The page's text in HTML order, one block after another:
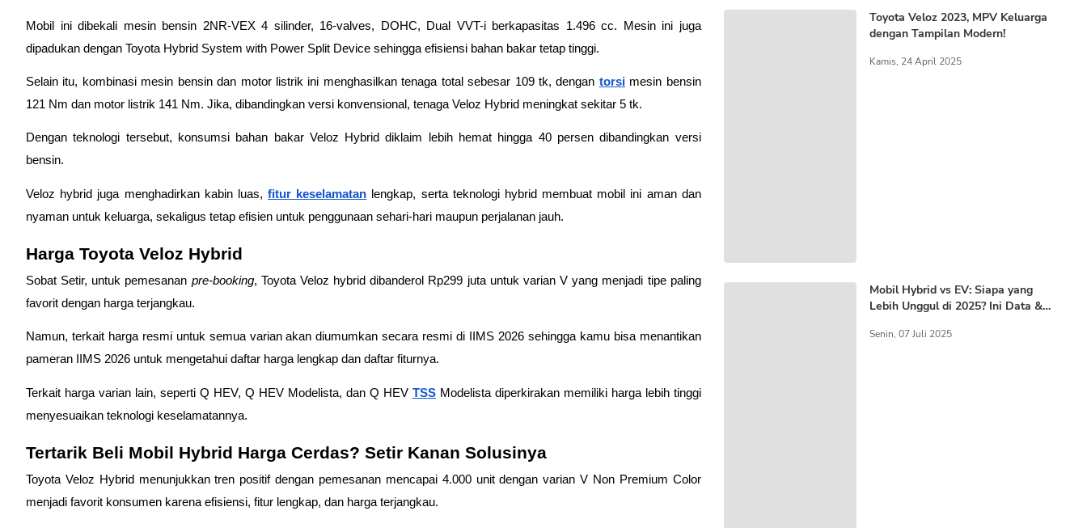
Mobil ini dibekali mesin bensin 2NR-VEX 4 silinder, 16-valves, DOHC, Dual VVT-i berkapasitas 1.496 cc. Mesin ini juga
dipadukan dengan Toyota Hybrid System with Power Split Device sehingga efisiensi bahan bakar tetap tinggi.
Selain itu, kombinasi mesin bensin dan motor listrik ini menghasilkan tenaga total sebesar 109 tk, dengan torsi mesin bensin
121 Nm dan motor listrik 141 Nm. Jika, dibandingkan versi konvensional, tenaga Veloz Hybrid meningkat sekitar 5 tk.
Dengan teknologi tersebut, konsumsi bahan bakar Veloz Hybrid diklaim lebih hemat hingga 40 persen dibandingkan versi
bensin.
Veloz hybrid juga menghadirkan kabin luas, fitur keselamatan lengkap, serta teknologi hybrid membuat mobil ini aman dan
nyaman untuk keluarga, sekaligus tetap efisien untuk penggunaan sehari-hari maupun perjalanan jauh.
Harga Toyota Veloz Hybrid
Sobat Setir, untuk pemesanan pre-booking, Toyota Veloz hybrid dibanderol Rp299 juta untuk varian V yang menjadi tipe paling
favorit dengan harga terjangkau.
Namun, terkait harga resmi untuk semua varian akan diumumkan secara resmi di IIMS 2026 sehingga kamu bisa menantikan
pameran IIMS 2026 untuk mengetahui daftar harga lengkap dan daftar fiturnya.
Terkait harga varian lain, seperti Q HEV, Q HEV Modelista, dan Q HEV TSS Modelista diperkirakan memiliki harga lebih tinggi
menyesuaikan teknologi keselamatannya.
Tertarik Beli Mobil Hybrid Harga Cerdas? Setir Kanan Solusinya
Toyota Veloz Hybrid menunjukkan tren positif dengan pemesanan mencapai 4.000 unit dengan varian V Non Premium Color
menjadi favorit konsumen karena efisiensi, fitur lengkap, dan harga terjangkau.
Toyota Veloz 2023, MPV Keluarga
dengan Tampilan Modern!
Kamis, 24 April 2025
Mobil Hybrid vs EV: Siapa yang
Lebih Unggul di 2025? Ini Data &
Senin, 07 Juli 2025